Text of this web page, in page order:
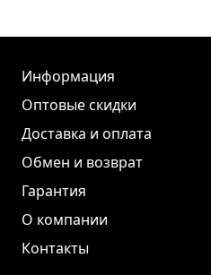
Информация
Оптовые скидки
Доставка и оплата
Обмен и возврат
Гарантия
О компании
Контакты